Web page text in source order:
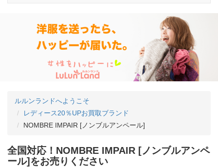
ルルンランドへようこそ
レディース20％UPお買取ブランド
NOMBRE IMPAIR [ノンブルアンペール]
全国対応！NOMBRE IMPAIR [ノンブルアンペ
ール]をお売りください